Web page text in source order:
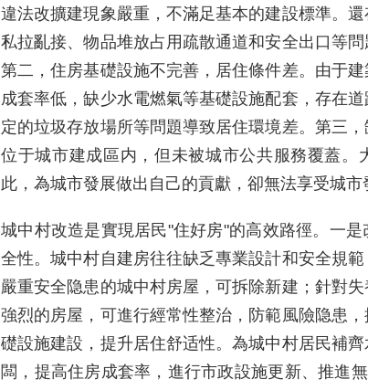
違法改擴建現象嚴重，不滿足基本的建設標準。還
私拉亂接、物品堆放占用疏散通道和安全出口等問
第二，住房基礎設施不完善，居住條件差。由于
成套率低，缺少水電燃氣等基礎設施配套，存在
定的垃圾存放場所等問題導致居住環境差。第三
位于城市建成區内，但未被城市公共服務覆蓋。
此，為城市發展做出自己的貢獻，卻無法享受城市
城中村改造是實現居民"住好房"的高效路徑。一
全性。城中村自建房往往缺乏專業設計和安全規
嚴重安全隐患的城中村房屋，可拆除新建；針對
強烈的房屋，可進行經常性整治，防範風險隐患
礎設施建設，提升居住舒适性。為城中村居民補
闆，提高住房成套率，進行市政設施更新、推進